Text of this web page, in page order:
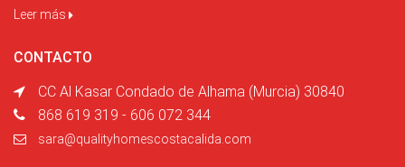
Leer más
CONTACTO
CC Al Kasar Condado de Alhama (Murcia) 30840
868 619 319 - 606 072 344
sara@qualityhomescostacalida.com